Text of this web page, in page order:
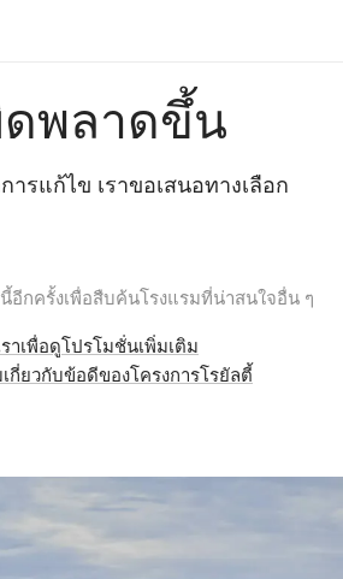
ดพลาดขึ้น
รแก้ไข เราขอเสนอทางเลือก
อีกครั้งเพื่อสืบค้นโรงแรมที่น่าสนใจอื่น ๆ
าเพื่อดูโปรโมชั่นเพิ่มเติม
กี่ยวกับข้อดีของโครงการโรยัลตี้